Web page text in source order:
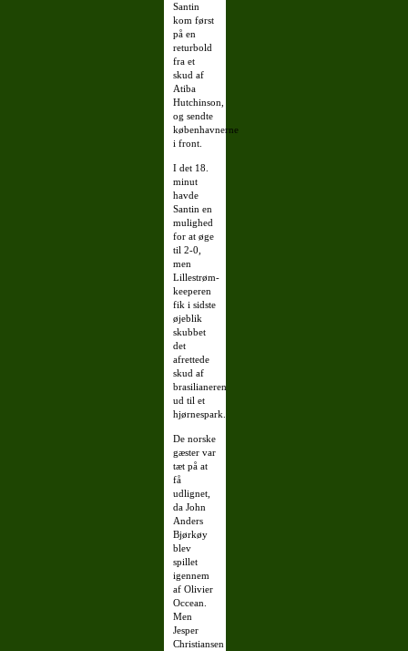
Santin
kom først
på en
returbold
fra et
skud af
Atiba
Hutchinson,
og sendte
københavnerne
i front.
I det 18.
minut
havde
Santin en
mulighed
for at øge
til 2-0,
men
Lillestrøm-
keeperen
fik i sidste
øjeblik
skubbet
det
afrettede
skud af
brasilianeren
ud til et
hjørnespark.
De norske
gæster var
tæt på at
få
udlignet,
da John
Anders
Bjørkøy
blev
spillet
igennem
af Olivier
Occean.
Men
Jesper
Christiansen